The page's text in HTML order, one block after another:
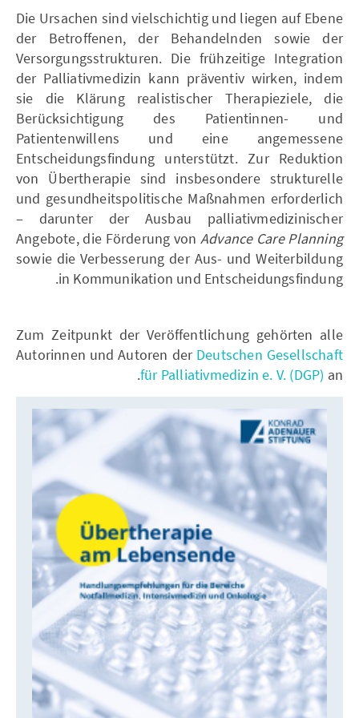
Die Ursachen sind vielschichtig und liegen auf Ebene
der Betroffenen, der Behandelnden sowie der
Versorgungsstrukturen. Die frühzeitige Integration
der Palliativmedizin kann präventiv wirken, indem
sie die Klärung realistischer Therapieziele, die
Berücksichtigung des Patientinnen- und
Patientenwillens und eine angemessene
Entscheidungsfindung unterstützt. Zur Reduktion
von Übertherapie sind insbesondere strukturelle
und gesundheitspolitische Maßnahmen erforderlich
– darunter der Ausbau palliativmedizinischer
Angebote, die Förderung vonAdvance Care Planning
sowie die Verbesserung der Aus- und Weiterbildung
in Kommunikation und Entscheidungsfindung.
Zum Zeitpunkt der Veröffentlichung gehörten alle
Autorinnen und Autoren der Deutschen Gesellschaft
für Palliativmedizin e. V. (DGP) an.